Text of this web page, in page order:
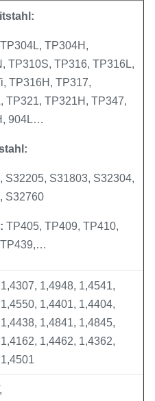
TP304H,
TP310S, TP316, TP316L,
TP316H, TP317,
TP321, TP321H, TP347,
904L…
S32205, S31803, S32304,
S32760
TP405, TP409, TP410,
1,4948, 1,4541,
1,4401, 1,4404,
1,4841, 1,4845,
1,4462, 1,4362,